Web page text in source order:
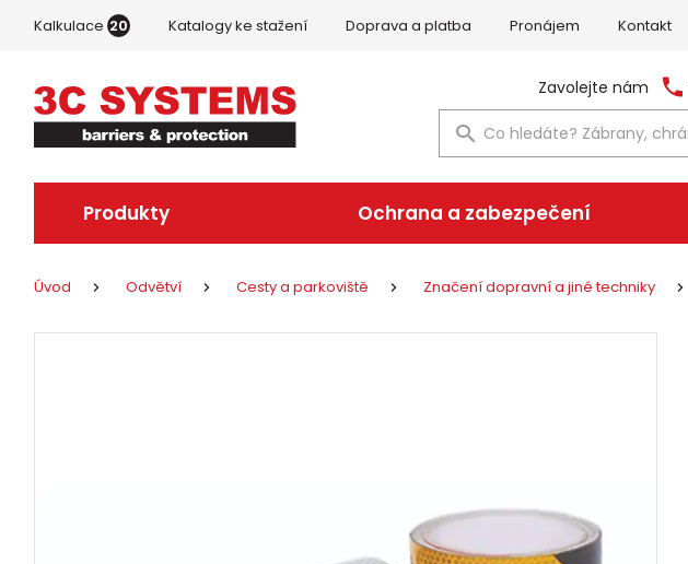
Kalkulace 20 Katalogy ke stažení Doprava a platba Pronájem Kontakt
Zavolejte nám
Produkty Ochrana a zabezpečení
Úvod Odvětví Cesty a parkoviště Značení dopravní a jiné techniky